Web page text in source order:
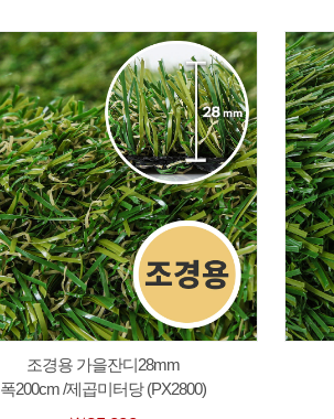
조경용 가을잔디28mm
폭200cm /제곱미터당 (PX2800)